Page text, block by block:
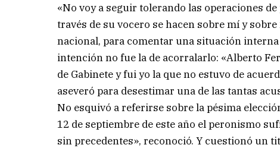
«No voy a seguir tolerando las operaciones
través de su vocero se hacen sobre mí y
nacional, para comentar una situación
intención no fue la de acorralarlo: «Alberto
de Gabinete y fui yo la que no estuvo de
aseveró para desestimar una de las tantas
No esquivó a referirse sobre la pésima
12 de septiembre de este año el peronismo
sin precedentes», reconoció. Y cuestionó un